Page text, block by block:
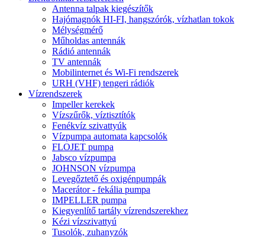
Antenna talpak kiegészítők
Hajómagnók HI-FI, hangszórók, vízhatlan tokok
Mélységmérő
Műholdas antennák
Rádió antennák
TV antennák
Mobilinternet és Wi-Fi rendszerek
URH (VHF) tengeri rádiók
Vízrendszerek
Impeller kerekek
Vízszűrők, víztisztítók
Fenékvíz szivattyúk
Vízpumpa automata kapcsolók
FLOJET pumpa
Jabsco vízpumpa
JOHNSON vízpumpa
Levegőztető és oxigénpumpák
Macerátor - fekália pumpa
IMPELLER pumpa
Kiegyenlítő tartály vízrendszerekhez
Kézi vízszivattyú
Tusolók, zuhanyzók